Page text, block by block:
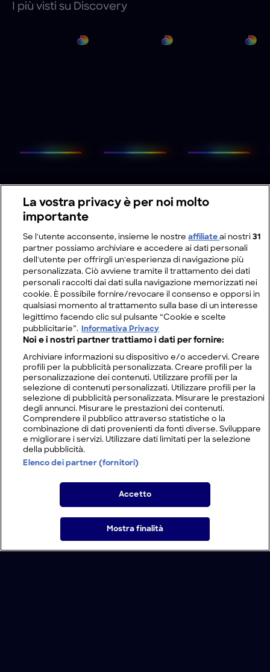
I più visti su Discovery
La vostra privacy è per noi molto
importante
Se l'utente acconsente, insieme le nostreaffiliateai nostri31
partner possiamo archiviare e accedere ai dati personali
dell'utente per offrirgli un'esperienza di navigazione più
personalizzata. Ciò avviene tramite il trattamento dei dati
personali raccolti dai dati sulla navigazione memorizzati nei
cookie. È possibile fornire/revocare il consenso e opporsi in
qualsiasi momento al trattamento sulla base di un interesse
legittimo facendo clic sul pulsante “Cookie e scelte
pubblicitarie”.
Informativa Privacy
Noi e i nostri partner trattiamo i dati per fornire:
Archiviare informazioni su dispositivo e/o accedervi. Creare
profili per la pubblicità personalizzata. Creare profili per la
personalizzazione dei contenuti. Utilizzare profili per la
selezione di contenuti personalizzati. Utilizzare profili per la
selezione di pubblicità personalizzata. Misurare le prestazioni
degli annunci. Misurare le prestazioni dei contenuti.
Comprendere il pubblico attraverso statistiche o la
combinazione di dati provenienti da fonti diverse. Sviluppare
e migliorare i servizi. Utilizzare dati limitati per la selezione
della pubblicità.
Elenco dei partner (fornitori)
Accetto
Mostra finalità